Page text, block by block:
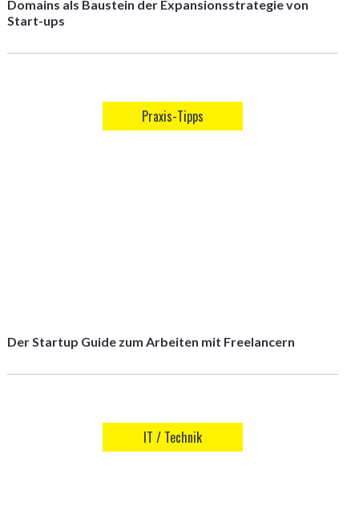
Domains als Baustein der Expansionsstrategie von
Start-ups
Praxis-Tipps
Der Startup Guide zum Arbeiten mit Freelancern
IT / Technik